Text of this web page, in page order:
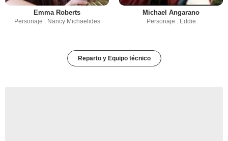
Emma Roberts
Personaje : Nancy Michaelides
Michael Angarano
Personaje : Eddie
Reparto y Equipo técnico